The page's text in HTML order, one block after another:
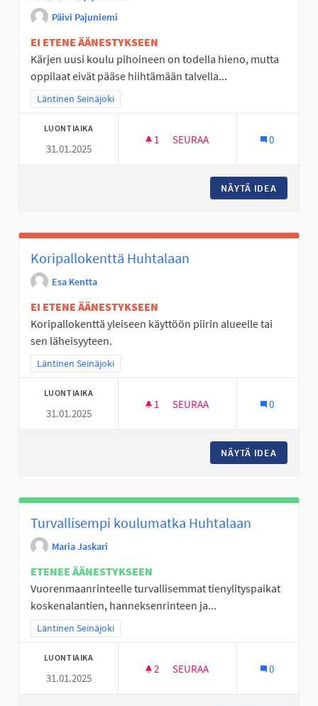
Päivi Pajuniemi
EI ETENE ÄÄNESTYKSEEN
Kärjen uusi koulu pihoineen on todella hieno, mutta
oppilaat eivät pääse hiihtämään talvella...
Rajaa tulokset teeman mukaan: Läntinen Seinäjoki
Läntinen Seinäjoki
LUONTIAIKA
31.01.2025
1 1 SEURAAJA
SEURAA 0
NÄYTÄ IDEA
Koripallokenttä Huhtalaan
Esa Kentta
EI ETENE ÄÄNESTYKSEEN
Koripallokenttä yleiseen käyttöön piirin alueelle tai
sen läheisyyteen.
Rajaa tulokset teeman mukaan: Läntinen Seinäjoki
Läntinen Seinäjoki
LUONTIAIKA
31.01.2025
1 1 SEURAAJA
SEURAA 0
NÄYTÄ IDEA
Turvallisempi koulumatka Huhtalaan
Maria Jaskari
ETENEE ÄÄNESTYKSEEN
Vuorenmaanrinteelle turvallisemmat tienylityspaikat
koskenalantien, hanneksenrinteen ja...
Rajaa tulokset teeman mukaan: Läntinen Seinäjoki
Läntinen Seinäjoki
LUONTIAIKA
31.01.2025
2 2 SEURAAJAA
SEURAA 0